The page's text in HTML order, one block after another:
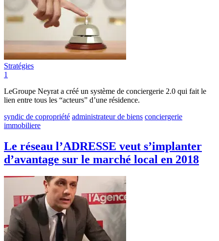
Stratégies
1
LeGroupe Neyrat a créé un système de conciergerie 2.0 qui fait le
lien entre tous les “acteurs” d’une résidence.
syndic de copropriété administrateur de biens conciergerie
immobiliere
Le réseau l’ADRESSE veut s’implanter
d’avantage sur le marché local en 2018